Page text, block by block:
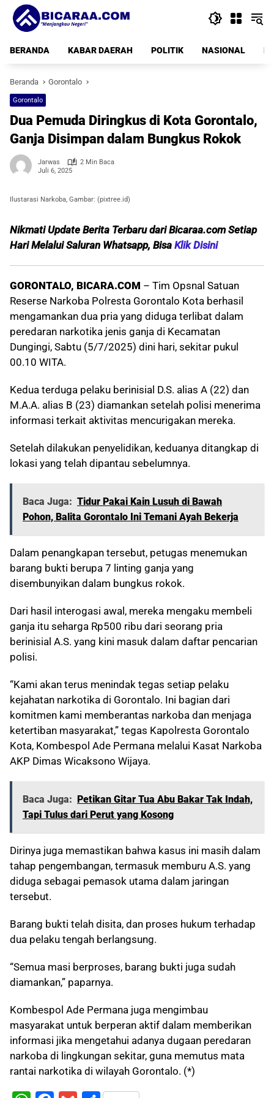
Langsung
konten
BERANDA
KABAR DAERAH POLITIK NASIONAL
Beranda Gorontalo
Gorontalo
Dua Pemuda Diringkus di Kota Gorontalo,
Ganja Disimpan dalam Bungkus Rokok
Jarwas
2 Min Baca
Juli 6, 2025
Ilustarasi Narkoba, Gambar: (pixtree.id)
Nikmati Update Berita Terbaru dari Bicaraa.com Setiap
Hari Melalui Saluran Whatsapp, Bisa Klik Disini
GORONTALO, BICARA.COM – Tim Opsnal Satuan
Reserse Narkoba Polresta Gorontalo Kota berhasil
mengamankan dua pria yang diduga terlibat dalam
peredaran narkotika jenis ganja di Kecamatan
Dungingi, Sabtu (5/7/2025) dini hari, sekitar pukul
00.10 WITA.
Kedua terduga pelaku berinisial D.S. alias A (22) dan
M.A.A. alias B (23) diamankan setelah polisi menerima
informasi terkait aktivitas mencurigakan mereka.
Setelah dilakukan penyelidikan, keduanya ditangkap di
lokasi yang telah dipantau sebelumnya.
Baca Juga: Tidur Pakai Kain Lusuh di Bawah
Pohon, Balita Gorontalo Ini Temani Ayah Bekerja
Dalam penangkapan tersebut, petugas menemukan
barang bukti berupa 7 linting ganja yang
disembunyikan dalam bungkus rokok.
Dari hasil interogasi awal, mereka mengaku membeli
ganja itu seharga Rp500 ribu dari seorang pria
berinisial A.S. yang kini masuk dalam daftar pencarian
polisi.
“Kami akan terus menindak tegas setiap pelaku
kejahatan narkotika di Gorontalo. Ini bagian dari
komitmen kami memberantas narkoba dan menjaga
ketertiban masyarakat,” tegas Kapolresta Gorontalo
Kota, Kombespol Ade Permana melalui Kasat Narkoba
AKP Dimas Wicaksono Wijaya.
Baca Juga: Petikan Gitar Tua Abu Bakar Tak Indah,
Tapi Tulus dari Perut yang Kosong
Dirinya juga memastikan bahwa kasus ini masih dalam
tahap pengembangan, termasuk memburu A.S. yang
diduga sebagai pemasok utama dalam jaringan
tersebut.
Barang bukti telah disita, dan proses hukum terhadap
dua pelaku tengah berlangsung.
“Semua masi berproses, barang bukti juga sudah
diamankan,” paparnya.
Kombespol Ade Permana juga mengimbau
masyarakat untuk berperan aktif dalam memberikan
informasi jika mengetahui adanya dugaan peredaran
narkoba di lingkungan sekitar, guna memutus mata
rantai narkotika di wilayah Gorontalo. (*)